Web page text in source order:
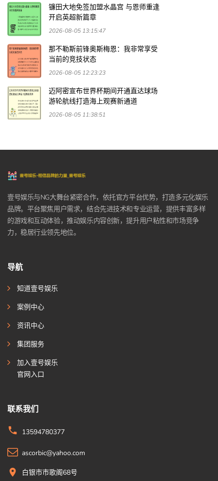
镰田大地免签加盟水晶宫 与恩师重逢
开启英超新篇章
2026-08-05 13:15:47
那不勒斯前锋奥斯梅恩：我非常享受
当前的竞技状态
2026-08-05 12:23:23
迈阿密宣布世界杯期间开通直达球场
游轮航线打造海上观赛新通道
2026-08-05 11:38:51
壹号娱乐与NG大舞台紧密合作，依托官方平台优势，打造多元化娱乐
品牌。平台聚焦用户需求，结合先进技术和专业运营，提供丰富多样
的游戏和互动体验，推动娱乐内容创新，提升用户粘性和市场竞争
力，稳居行业领先地位。
导航
知道壹号娱乐
案例中心
资讯中心
集团服务
加入壹号娱乐
官网入口
联系我们
13594780377
ascorbic@yahoo.com
白银市市歌阁68号